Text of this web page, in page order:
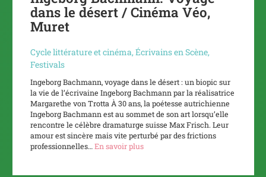
dans le désert / Cinéma Véo,
Muret
Cycle littérature et cinéma, Écrivains en Scène,
Festivals
Ingeborg Bachmann, voyage dans le désert : un biopic sur
la vie de l’écrivaine Ingeborg Bachmann par la réalisatrice
Margarethe von Trotta À 30 ans, la poétesse autrichienne
Ingeborg Bachmann est au sommet de son art lorsqu’elle
rencontre le célèbre dramaturge suisse Max Frisch. Leur
amour est sincère mais vite perturbé par des frictions
professionnelles… En savoir plus